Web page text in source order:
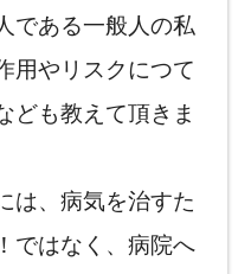
である一般人の私
用やリスクにつて
ども教えて頂きま
は、病気を治すた
ではなく、病院へ